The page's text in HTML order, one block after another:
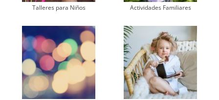
Talleres para Niños Actividades Familiares